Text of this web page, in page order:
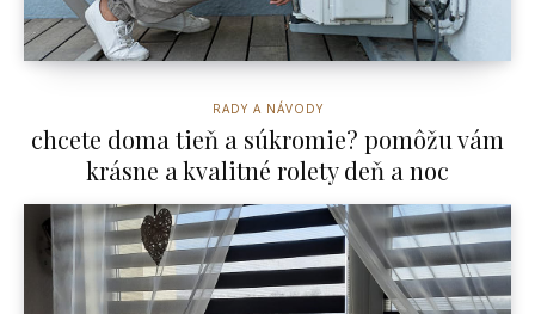
RADY A NÁVODY
chcete doma tieň a súkromie? pomôžu vám
krásne a kvalitné rolety deň a noc